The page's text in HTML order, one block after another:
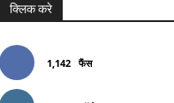
क्लिक करे
1,142 फैंस